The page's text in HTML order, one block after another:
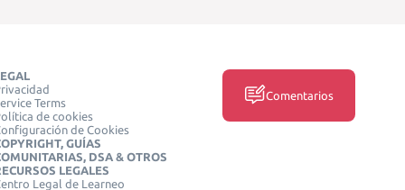
Terms
de cookies
de Cookies
GUÍAS
DSA & OTROS
LEGALES
Legal de Learneo
Comentarios